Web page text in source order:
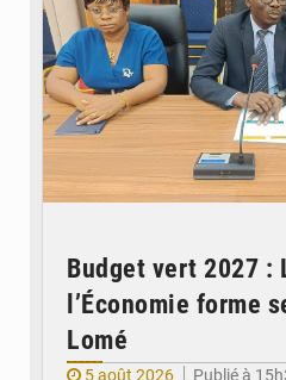
Budget vert 2027 :
l’Économie forme
Lomé
5 août 2026
Publié à